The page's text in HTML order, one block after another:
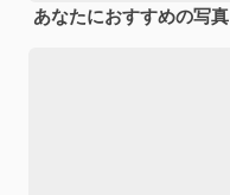
あなたにおすすめの写真